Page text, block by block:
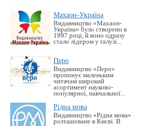
Махаон-Україна
Видавництво «Махаон-
Україна» було створено в
1997 році, й воно одразу
стало лідером у галузі...
Перо
Видавництво «Перо»
пропонує маленьким
читачам широкий
асортимент науково-
популярної, навчальної...
Рідна мова
Видавництво «Рідна мова»
розташоване в Києві. В